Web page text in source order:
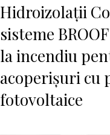
Hidroizolații
sisteme
la incendiu
acoperișuri cu
fotovoltaice